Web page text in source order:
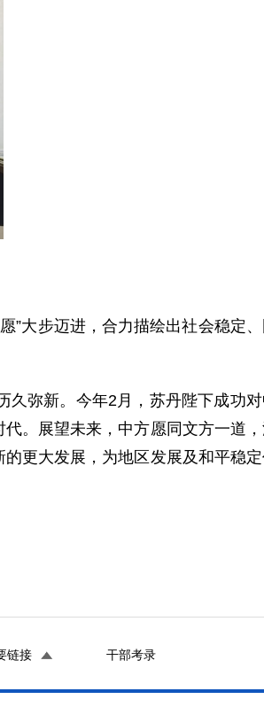
”大步迈进，合力描绘出社会稳定、
久弥新。今年2月，苏丹陛下成功对
。展望未来，中方愿同文方一道
更大发展，为地区发展及和平稳
链接 干部考录